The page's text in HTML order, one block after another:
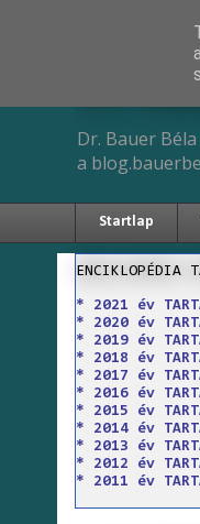
Dr.
Dr. Bauer
a
Startlap
ENCIKLOPÉDIA
* 2021 év
* 2020 év
* 2019 év
* 2018 év
* 2017 év
* 2016 év
* 2015 év
* 2014 év
* 2013 év
* 2012 év
* 2011 év